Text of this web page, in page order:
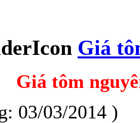
Giá
Giá tôm
03/03/2014 )